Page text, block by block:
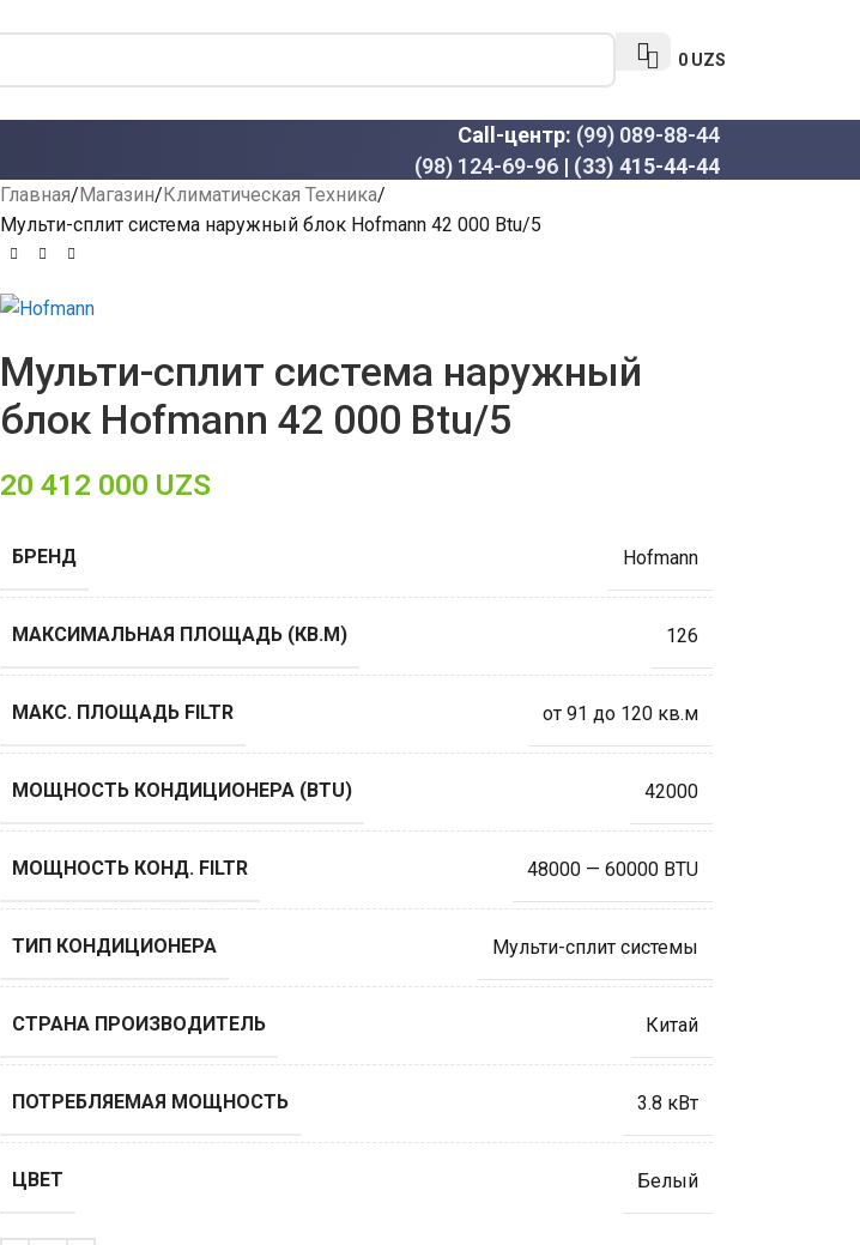
0 UZS
Call-центр: (99) 089-88-44
(98) 124-69-96 | (33) 415-44-44
Главная Магазин Климатическая Техника
Мульти-сплит система наружный блок Hofmann 42 000 Btu/5
Мульти-сплит система наружный
блок Hofmann 42 000 Btu/5
20 412 000 UZS
БРЕНД Hofmann
МАКСИМАЛЬНАЯ ПЛОЩАДЬ (КВ.М) 126
МАКС. ПЛОЩАДЬ FILTR от 91 до 120 кв.м
МОЩНОСТЬ КОНДИЦИОНЕРА (BTU) 42000
МОЩНОСТЬ КОНД. FILTR 48000 — 60000 BTU
ТИП КОНДИЦИОНЕРА Мульти-сплит системы
СТРАНА ПРОИЗВОДИТЕЛЬ Китай
ПОТРЕБЛЯЕМАЯ МОЩНОСТЬ 3.8 кВт
ЦВЕТ Белый